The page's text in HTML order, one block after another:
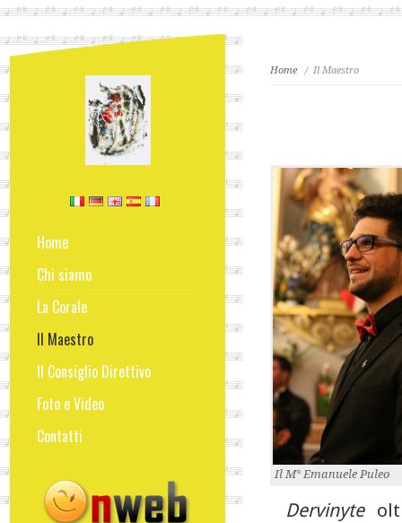
Home
Chi siamo
La Corale
Il Maestro
Il Consiglio Direttivo
Foto e Video
Contatti
Home / Il Maestro
Il M° Emanuele Puleo
Dervinyte